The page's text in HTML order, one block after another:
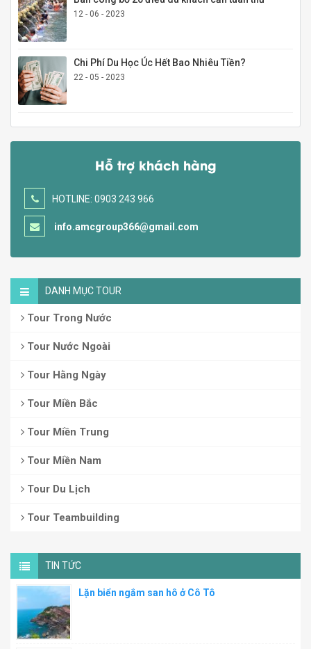
12 - 06 - 2023
Chi Phí Du Học Úc Hết Bao Nhiêu Tiền?
22 - 05 - 2023
Hỗ trợ khách hàng
HOTLINE: 0903 243 966
info.amcgroup366@gmail.com
DANH MỤC TOUR
Tour Trong Nước
Tour Nước Ngoài
Tour Hằng Ngày
Tour Miền Bắc
Tour Miền Trung
Tour Miền Nam
Tour Du Lịch
Tour Teambuilding
TIN TỨC
Lặn biển ngắm san hô ở Cô Tô